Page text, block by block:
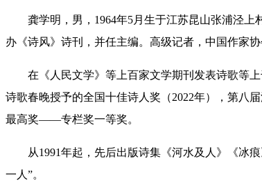
龚学明，男，1964年5月生于江苏昆山张浦泾上
办《诗风》诗刊，并任主编。 高级记者，中国作家
在《人民文学》等上百家文学期刊发表诗歌等上
诗歌春晚授予的全国十佳诗人奖（2022年）， 第八
最高奖——专栏奖一等奖。
从1991年起，先后出版诗集《河水及人》《冰
一人”。